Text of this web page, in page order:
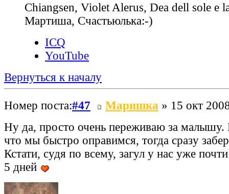
Chiangsen, Violet Alerus, Dea dell sole e
Мартиша, Счастьюлька:-)
ICQ
YouTube
Вернуться к началу
Номер поста:#47 Маришка » 15 окт
Ну да, просто очень переживаю за малышу.
что мы быстро оправимся, тогда сразу
Кстати, судя по всему, загул у нас уже
5 дней